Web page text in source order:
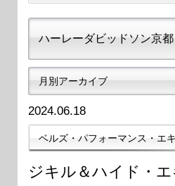
ハーレーダビッドソン京
月別アーカイブ
2024.06.18
ベルズ・パフォーマンス・エ
ジキル＆ハイド・